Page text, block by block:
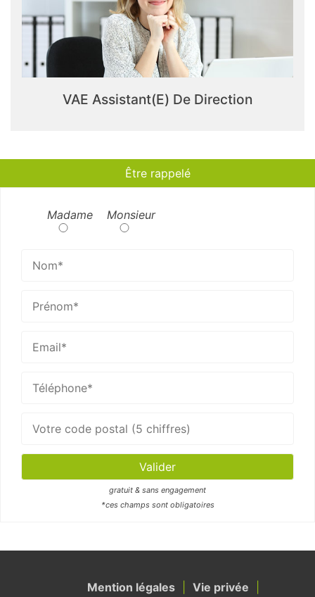
VAE Assistant(e) De Direction
Être rappelé
Madame Monsieur
gratuit & sans engagement
*ces champs sont obligatoires
Mention légales Vie privée